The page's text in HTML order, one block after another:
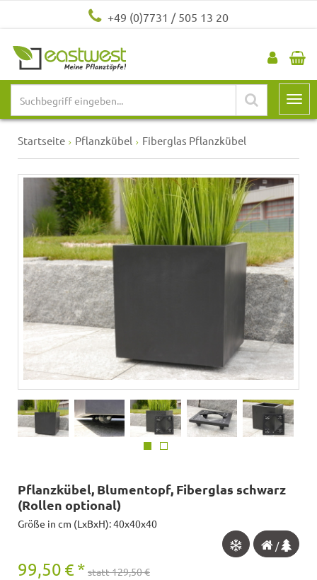
+49 (0)7731 / 505 13 20
Startseite Pflanzkübel Fiberglas Pflanzkübel
Pflanzkübel, Blumentopf, Fiberglas schwarz
(Rollen optional)
Größe in cm (LxBxH): 40x40x40
/
99,50 € * statt 129,50 €